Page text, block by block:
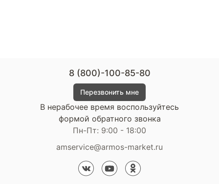
8 (800)-100-85-80
Перезвонить мне
В нерабочее время воспользуйтесь
формой обратного звонка
Пн-Пт: 9:00 - 18:00
amservice@armos-market.ru